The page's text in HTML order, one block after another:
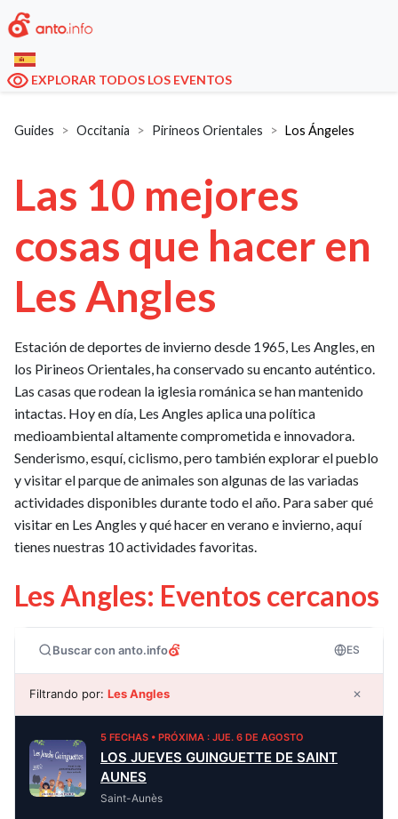
EXPLORAR TODOS LOS EVENTOS
Guides Occitania Pirineos Orientales Los Ángeles
Las 10 mejores
cosas que hacer en
Les Angles
Estación de deportes de invierno desde 1965, Les Angles, en
los Pirineos Orientales, ha conservado su encanto auténtico.
Las casas que rodean la iglesia románica se han mantenido
intactas. Hoy en día, Les Angles aplica una política
medioambiental altamente comprometida e innovadora.
Senderismo, esquí, ciclismo, pero también explorar el pueblo
y visitar el parque de animales son algunas de las variadas
actividades disponibles durante todo el año. Para saber qué
visitar en Les Angles y qué hacer en verano e invierno, aquí
tienes nuestras 10 actividades favoritas.
Les Angles: Eventos cercanos
Buscar con anto.info ES
Filtrando por: Les Angles ✕
5 FECHAS • PRÓXIMA : JUE. 6 DE AGOSTO
LOS JUEVES GUINGUETTE DE SAINT
AUNES
Saint-Aunès